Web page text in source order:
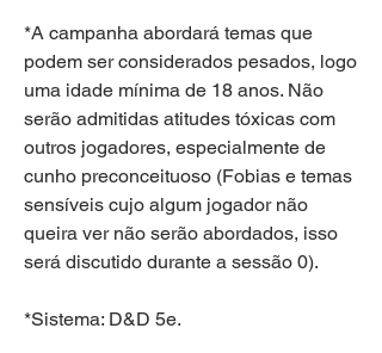
*A campanha abordará temas que
podem ser considerados pesados, logo
uma idade mínima de 18 anos. Não
serão admitidas atitudes tóxicas com
outros jogadores, especialmente de
cunho preconceituoso (Fobias e temas
sensíveis cujo algum jogador não
queira ver não serão abordados, isso
será discutido durante a sessão 0).
*Sistema: D&D 5e.